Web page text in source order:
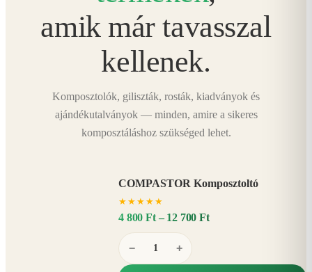
amik már tavasszal
kellenek.
Komposztolók, giliszták, rosták, kiadványok és
ajándékutalványok — minden, amire a sikeres
komposztáláshoz szükséged lehet.
COMPASTOR Komposztoltó
★ ★ ★ ★ ★
4 800 Ft – 12 700 Ft
− +